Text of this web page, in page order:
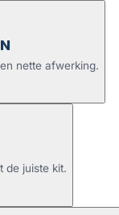
nette afwerking.
de juiste kit.